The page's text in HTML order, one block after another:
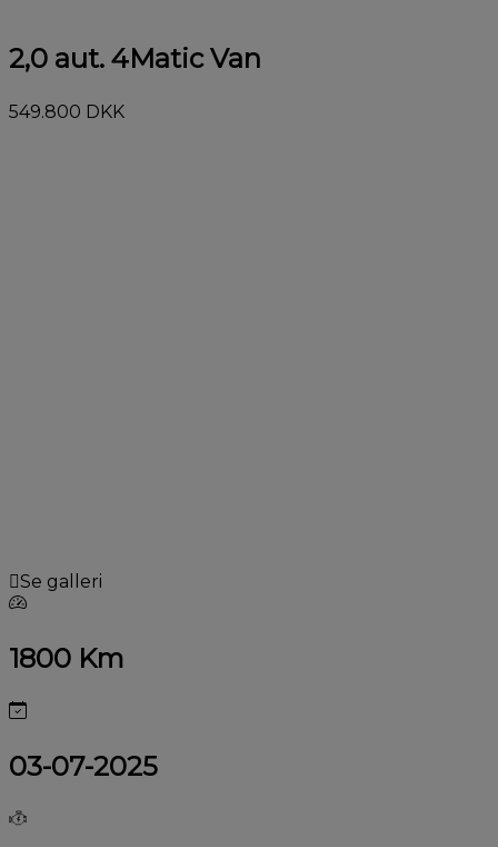
2,0 aut. 4Matic Van
549.800 DKK
Se galleri
1800 Km
03-07-2025